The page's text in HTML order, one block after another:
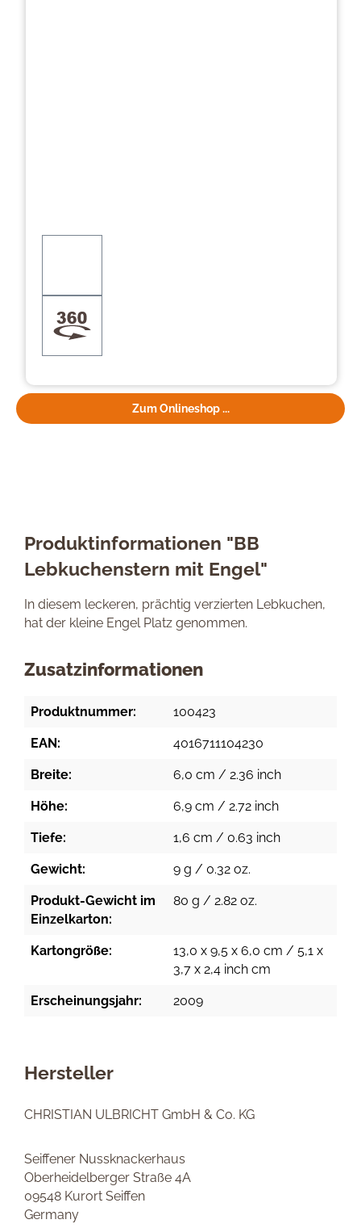
Zum Onlineshop ...
Produktinformationen "BB
Lebkuchenstern mit Engel"
In diesem leckeren, prächtig verzierten Lebkuchen,
hat der kleine Engel Platz genommen.
Zusatzinformationen
Produktnummer: 100423
EAN: 4016711104230
Breite: 6,0 cm / 2.36 inch
Höhe: 6,9 cm / 2.72 inch
Tiefe: 1,6 cm / 0.63 inch
Gewicht: 9 g / 0.32 oz.
Produkt-Gewicht im
Einzelkarton:
80 g / 2.82 oz.
Kartongröße:
13,0 x 9,5 x 6,0 cm / 5,1 x
3,7 x 2,4 inch cm
Erscheinungsjahr: 2009
Hersteller
CHRISTIAN ULBRICHT GmbH & Co. KG
Seiffener Nussknackerhaus
Oberheidelberger Straße 4A
09548 Kurort Seiffen
Germany